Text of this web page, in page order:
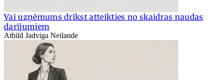
Vai uzņēmums drīkst atteikties no skaidras naudas
darījumiem
Atbild Jadviga Neilande